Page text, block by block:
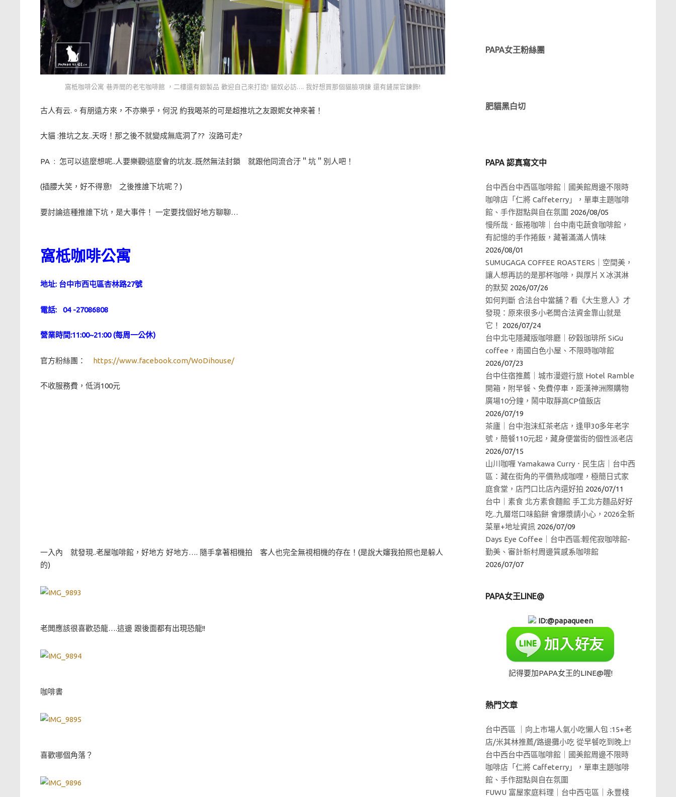
窩柢咖啡公寓 巷弄間的老宅咖啡館 ，二樓還有銀製品 歡迎自己來打造! 貓奴必訪…. 我好想買那個貓臉項鍊 還有鏟屎官鍊飾!
古人有云.。有朋遠方來，不亦樂乎，何況 約我喝茶的可是超推坑之友跟妮女神來著！
大貓 :推坑之友..天呀！那之後不就變成無底洞了?? 沒路可走?
PA : 怎可以這麼想呢..人要樂觀!這麼會的坑友..既然無法封鎖 就跟他同流合汙＂坑＂別人吧！
(插腰大笑，好不得意! 之後推誰下坑呢？)
要討論這種推誰下坑，是大事件！ 一定要找個好地方聊聊…
窩柢咖啡公寓
地址: 台中市西屯區杏林路27號
電話: 04 -27086808
營業時間:11:00~21:00 (每周一公休)
官方粉絲團： https://www.facebook.com/WoDihouse/
不收服務費，低消100元
一入內 就發現..老屋咖啡館，好地方 好地方…. 隨手拿著相機拍 客人也完全無視相機的存在！(是說大嬸我拍照也是躲人
的)
老闆應該很喜歡恐龍….這邊 跟後面都有出現恐龍!!
咖啡書
喜歡哪個角落？
PAPA女王粉絲團
肥貓黑白切
PAPA 認真寫文中
台中西台中西區咖啡館｜國美館周邊不限時
咖啡店「仁將 Caffeterry」，單車主題咖啡
館、手作甜點與自在氛圍 2026/08/05
慢所哉．飯捲咖啡｜台中南屯蔬食咖啡館，
有記憶的手作捲飯，藏著滿滿人情味
2026/08/01
SUMUGAGA COFFEE ROASTERS｜空間美，
讓人想再訪的是那杯咖啡，與厚片Ｘ冰淇淋
的默契 2026/07/26
如何判斷 合法台中當舖？看《大生意人》才
發現：原來很多小老闆合法資金靠山就是
它！
2026/07/24
台中北屯隱藏版咖啡廳｜矽穀珈琲所 SiGu
coffee，南國白色小屋、不限時咖啡館
2026/07/23
台中住宿推薦｜城市漫遊行旅 Hotel Ramble
開箱，附早餐、免費停車，距漢神洲際購物
廣場10分鐘，鬧中取靜高CP值飯店
2026/07/19
茶廬｜台中泡沫紅茶老店，逢甲30多年老字
號，簡餐110元起，藏身便當街的個性派老店
2026/07/15
山川咖喱 Yamakawa Curry．民生店｜台中西
區：藏在街角的平價熟成咖哩，極簡日式家
庭食堂，店門口比店內還好拍 2026/07/11
台中｜素食 北方素食麵館 手工北方麵品好好
吃..九層塔口味餡餅 會爆漿請小心，2026全新
菜單+地址資訊 2026/07/09
Days Eye Coffee｜台中西區:輕侘寂咖啡館-
勤美、審計新村周邊質感系咖啡館
2026/07/07
PAPA女王LINE@
ID:@papaqueen
記得要加PAPA女王的LINE@喔!
熱門文章
台中西區 ｜向上市場人氣小吃懶人包 :15+老
店/米其林推薦/路邊攤小吃 從早餐吃到晚上!
台中西台中西區咖啡館｜國美館周邊不限時
咖啡店「仁將 Caffeterry」，單車主題咖啡
館、手作甜點與自在氛圍
FUWU 富屋家庭料理｜台中西屯區｜永豐棧